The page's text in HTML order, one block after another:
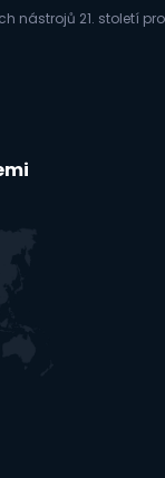
nástrojů 21. století pro